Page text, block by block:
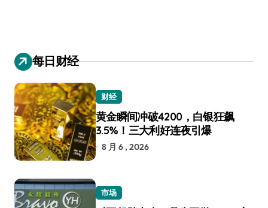
每日财经
财经
黄金瞬间冲破4200，白银狂飙
3.5%！三大利好连夜引爆
8 月 6 , 2026
市场